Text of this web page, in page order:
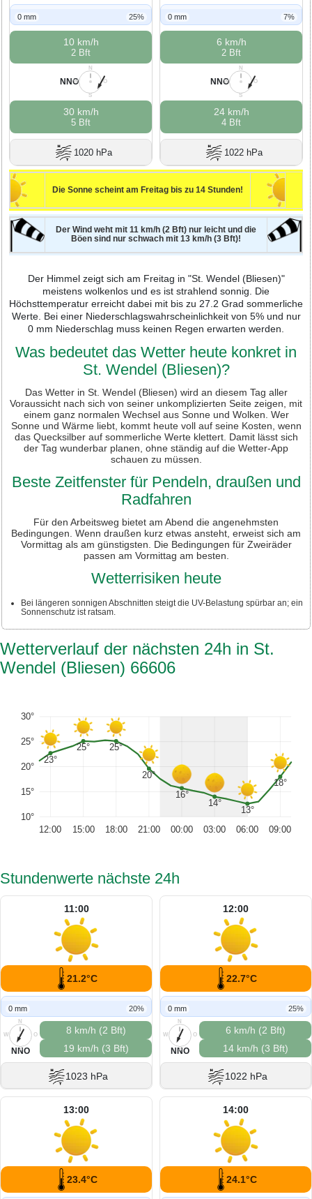
0 mm 25%
10 km/h
2 Bft
N
O
S
W
NNO
30 km/h
5 Bft
1020 hPa
0 mm 7%
6 km/h
2 Bft
N
O
S
W
NNO
24 km/h
4 Bft
1022 hPa
Die Sonne scheint am Freitag bis zu 14 Stunden!
Der Wind weht mit 11 km/h (2 Bft) nur leicht und die
Böen sind nur schwach mit 13 km/h (3 Bft)!
Der Himmel zeigt sich am Freitag in "St. Wendel (Bliesen)"
meistens wolkenlos und es ist strahlend sonnig. Die
Höchsttemperatur erreicht dabei mit bis zu 27.2 Grad sommerliche
Werte. Bei einer Niederschlagswahrscheinlichkeit von 5% und nur
0 mm Niederschlag muss keinen Regen erwarten werden.
Was bedeutet das Wetter heute konkret in
St. Wendel (Bliesen)?
Das Wetter in St. Wendel (Bliesen) wird an diesem Tag aller
Voraussicht nach sich von seiner unkomplizierten Seite zeigen, mit
einem ganz normalen Wechsel aus Sonne und Wolken. Wer
Sonne und Wärme liebt, kommt heute voll auf seine Kosten, wenn
das Quecksilber auf sommerliche Werte klettert. Damit lässt sich
der Tag wunderbar planen, ohne ständig auf die Wetter-App
schauen zu müssen.
Beste Zeitfenster für Pendeln, draußen und
Radfahren
Für den Arbeitsweg bietet am Abend die angenehmsten
Bedingungen. Wenn draußen kurz etwas ansteht, erweist sich am
Vormittag als am günstigsten. Die Bedingungen für Zweiräder
passen am Vormittag am besten.
Wetterrisiken heute
Bei längeren sonnigen Abschnitten steigt die UV-Belastung spürbar an; ein
Sonnenschutz ist ratsam.
Wetterverlauf der nächsten 24h in St.
Wendel (Bliesen) 66606
10°
15°
20°
25°
30°
23°
25° 25°
20°
16°
14°
13°
18°
12:00 15:00 18:00 21:00 00:00 03:00 06:00 09:00
Stundenwerte nächste 24h
11:00
21.2°C
0 mm 20%
N
O
S
W
NNO
8 km/h (2 Bft)
19 km/h (3 Bft)
1023 hPa
12:00
22.7°C
0 mm 25%
N
O
S
W
NNO
6 km/h (2 Bft)
14 km/h (3 Bft)
1022 hPa
13:00
23.4°C
14:00
24.1°C